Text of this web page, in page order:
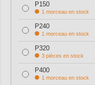
P150
1 morceau en stock
P240
1 morceau en stock
P320
3 pièces en stock
P400
1 morceau en stock